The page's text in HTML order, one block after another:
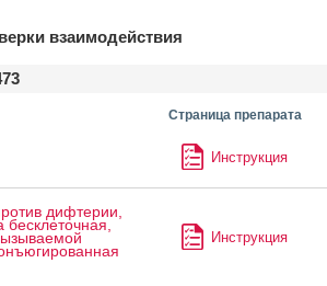
взаимодействия
Страница препарата
Инструкция
дифтерии,
бесклеточная,
Инструкция